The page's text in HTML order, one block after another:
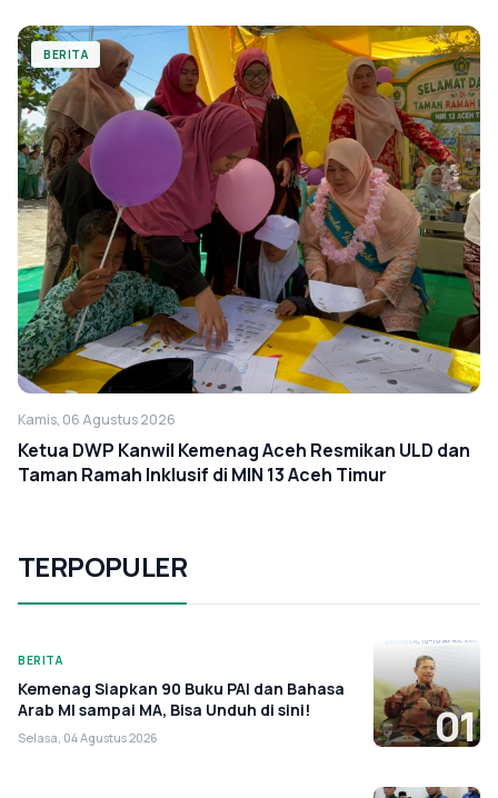
BERITA
Kamis, 06 Agustus 2026
Ketua DWP Kanwil Kemenag Aceh Resmikan ULD dan
Taman Ramah Inklusif di MIN 13 Aceh Timur
TERPOPULER
BERITA
Kemenag Siapkan 90 Buku PAI dan Bahasa
Arab MI sampai MA, Bisa Unduh di sini!
Selasa, 04 Agustus 2026 01